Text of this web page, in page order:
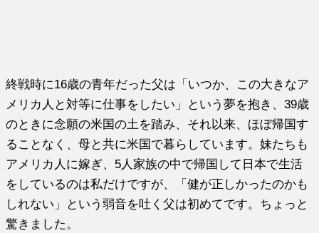
終戦時に16歳の青年だった父は「いつか、この大きなア
メリカ人 と対等に仕事をしたい」という夢を抱き、39歳
のときに念願の米国の土を踏み、それ以来、ほぼ帰国す
ることなく、母と共に米国で暮らしています。妹たちも
アメリカ人に嫁ぎ、5人 家族の中で帰国して日本で生活
をしているのは私だけですが、「健が正しかったのかも
しれない」という弱音を吐く父は初めてです。ちょっと
驚きました。